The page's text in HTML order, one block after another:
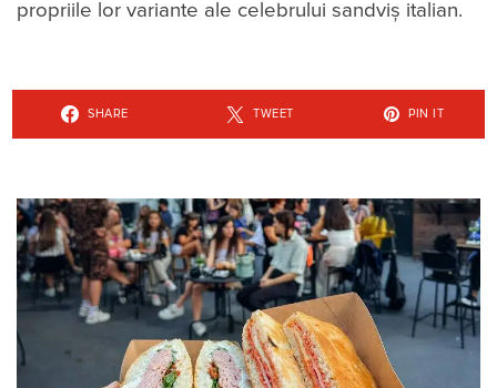
propriile lor variante ale celebrului sandviș italian.
SHARE TWEET PIN IT